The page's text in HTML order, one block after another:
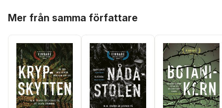
Mer från samma författare